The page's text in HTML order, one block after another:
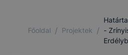
Főoldal / Projektek / -